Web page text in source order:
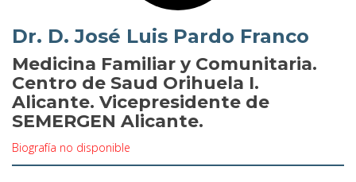
Dr. D. José Luis Pardo Franco
Medicina Familiar y Comunitaria.
Centro de Saud Orihuela I.
Alicante. Vicepresidente de
SEMERGEN Alicante.
Biografía no disponible